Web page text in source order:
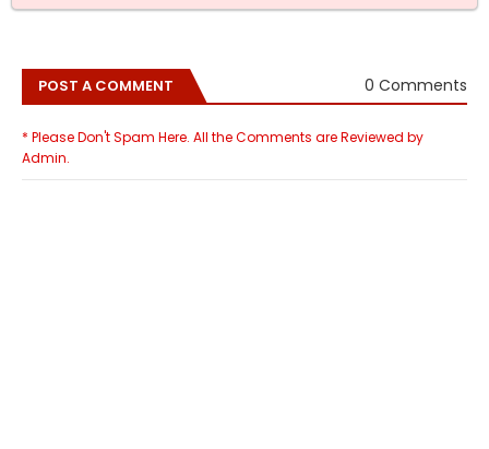
POST A COMMENT 0 Comments
* Please Don't Spam Here. All the Comments are Reviewed by
Admin.